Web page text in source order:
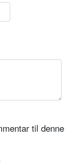
til denne